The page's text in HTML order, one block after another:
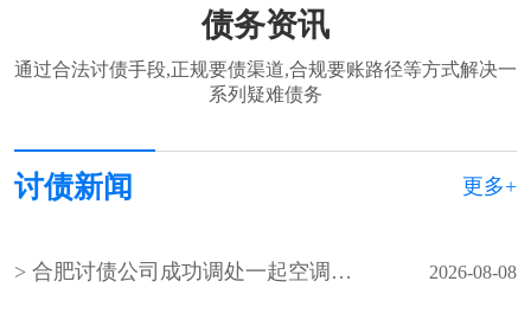
债务资讯
通过合法讨债手段,正规要债渠道,合规要账路径等方式解决一
系列疑难债务
讨债新闻 更多+
合肥讨债公司成功调处一起空调外机噪音邻里纠纷 2026-08-08